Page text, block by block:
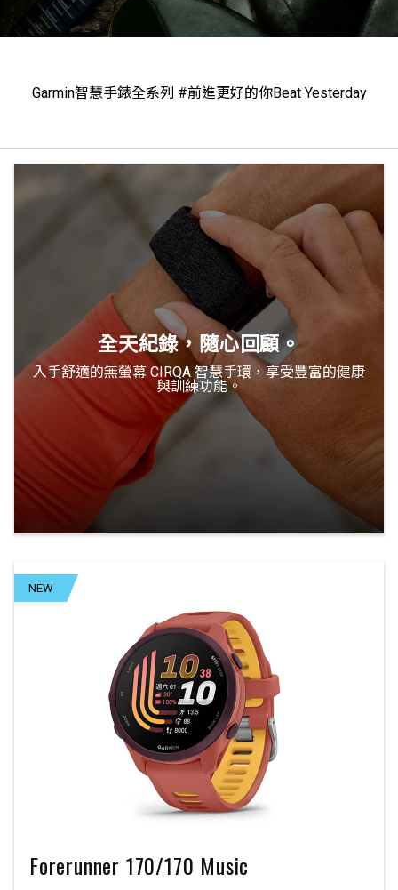
Garmin智慧手錶全系列 #前進更好的你Beat Yesterday
全天紀錄，隨心回顧。
入手舒適的無螢幕 CIRQA 智慧手環，享受豐富的健康
與訓練功能。
NEW
Forerunner 170/170 Music